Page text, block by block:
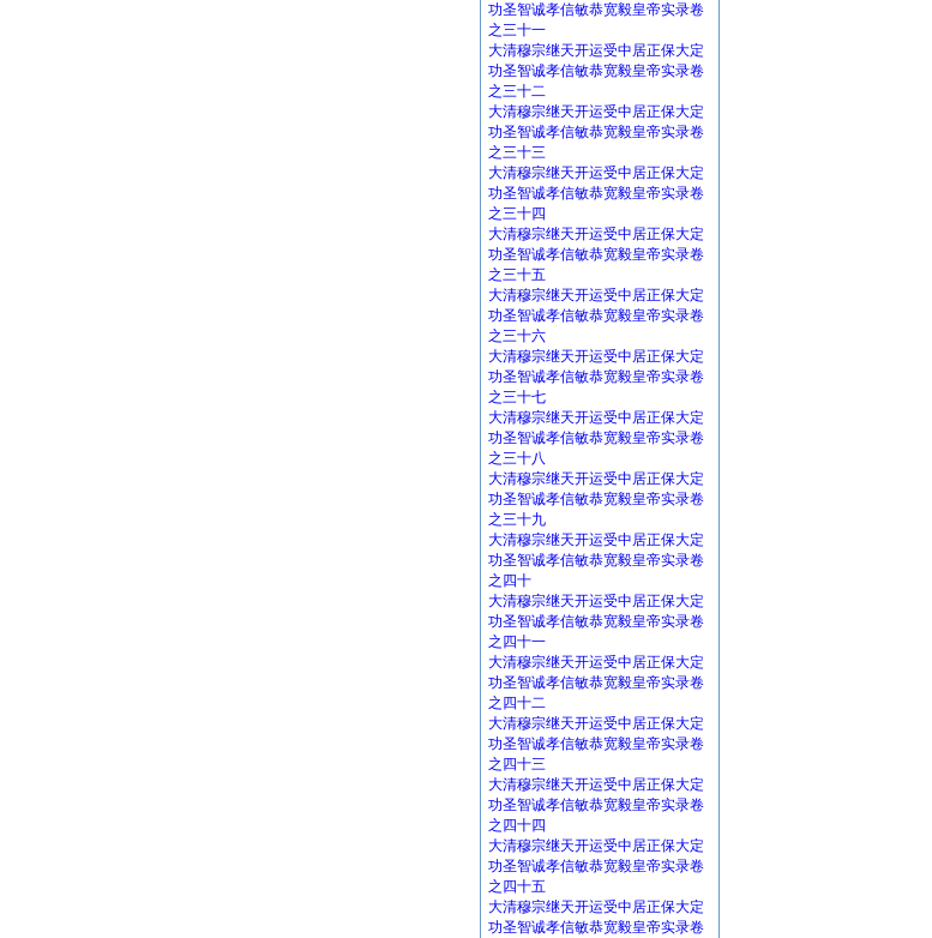
功圣智诚孝信敏恭宽毅皇帝实录卷
之三十一
大清穆宗继天开运受中居正保大定
功圣智诚孝信敏恭宽毅皇帝实录卷
之三十二
大清穆宗继天开运受中居正保大定
功圣智诚孝信敏恭宽毅皇帝实录卷
之三十三
大清穆宗继天开运受中居正保大定
功圣智诚孝信敏恭宽毅皇帝实录卷
之三十四
大清穆宗继天开运受中居正保大定
功圣智诚孝信敏恭宽毅皇帝实录卷
之三十五
大清穆宗继天开运受中居正保大定
功圣智诚孝信敏恭宽毅皇帝实录卷
之三十六
大清穆宗继天开运受中居正保大定
功圣智诚孝信敏恭宽毅皇帝实录卷
之三十七
大清穆宗继天开运受中居正保大定
功圣智诚孝信敏恭宽毅皇帝实录卷
之三十八
大清穆宗继天开运受中居正保大定
功圣智诚孝信敏恭宽毅皇帝实录卷
之三十九
大清穆宗继天开运受中居正保大定
功圣智诚孝信敏恭宽毅皇帝实录卷
之四十
大清穆宗继天开运受中居正保大定
功圣智诚孝信敏恭宽毅皇帝实录卷
之四十一
大清穆宗继天开运受中居正保大定
功圣智诚孝信敏恭宽毅皇帝实录卷
之四十二
大清穆宗继天开运受中居正保大定
功圣智诚孝信敏恭宽毅皇帝实录卷
之四十三
大清穆宗继天开运受中居正保大定
功圣智诚孝信敏恭宽毅皇帝实录卷
之四十四
大清穆宗继天开运受中居正保大定
功圣智诚孝信敏恭宽毅皇帝实录卷
之四十五
大清穆宗继天开运受中居正保大定
功圣智诚孝信敏恭宽毅皇帝实录卷